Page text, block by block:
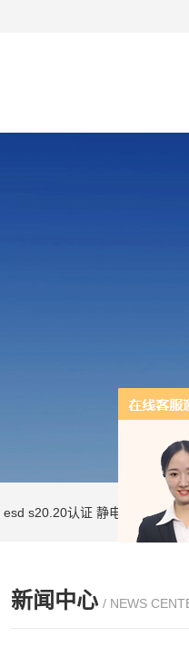
esd s20.20认证 静电防护培训
新闻中心 / NEWS